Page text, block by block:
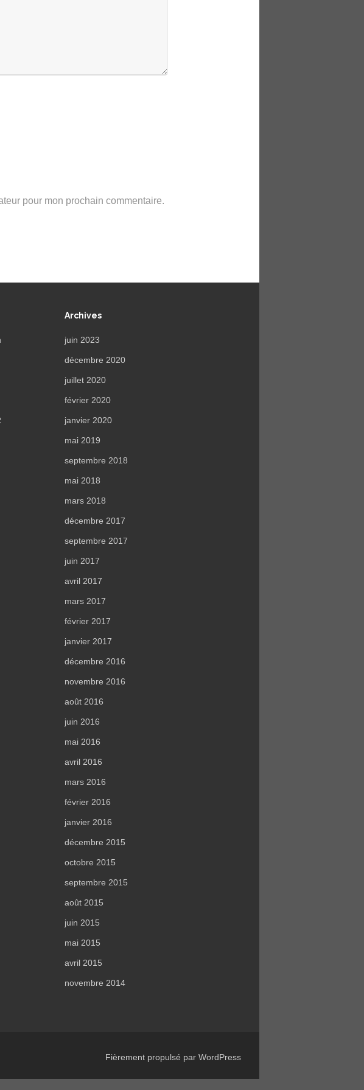
pour mon prochain commentaire.
Archives
juin 2023
décembre 2020
juillet 2020
février 2020
janvier 2020
mai 2019
septembre 2018
mai 2018
mars 2018
décembre 2017
septembre 2017
juin 2017
avril 2017
mars 2017
février 2017
janvier 2017
décembre 2016
novembre 2016
août 2016
juin 2016
mai 2016
avril 2016
mars 2016
février 2016
janvier 2016
décembre 2015
octobre 2015
septembre 2015
août 2015
juin 2015
mai 2015
avril 2015
novembre 2014
Fièrement propulsé par WordPress